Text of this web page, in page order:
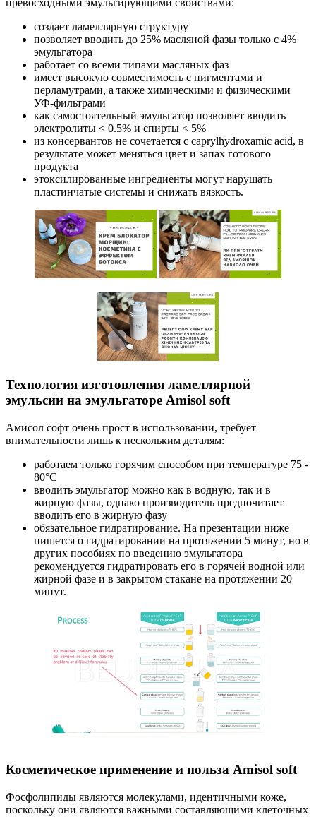
создает ламеллярную структуру
позволяет вводить до 25% масляной фазы только с 4%
эмульгатора
работает со всеми типами масляных фаз
имеет высокую совместимость с пигментами и
перламутрами, а также химическими и физическими
УФ-фильтрами
как самостоятельный эмульгатор позволяет вводить
электролиты < 0.5% и спирты < 5%
из консервантов не сочетается с caprylhydroxamic acid, в
результате может меняться цвет и запах готового
продукта
этоксилированные ингредиенты могут нарушать
пластинчатые системы и снижать вязкость.
Технология изготовления ламеллярной
эмульсии на эмульгаторе Amisol soft
Амисол софт очень прост в использовании, требует
внимательности лишь к нескольким деталям:
работаем только горячим способом при температуре 75 -
80°C
вводить эмульгатор можно как в водную, так и в
жирную фазы, однако производитель предпочитает
вводить его в жирную фазу
обязательное гидратирование. На презентации ниже
пишется о гидратировании на протяжении 5 минут, но в
других пособиях по введению эмульгатора
рекомендуется гидратировать его в горячей водной или
жирной фазе и в закрытом стакане на протяжении 20
минут.
Косметическое применение и польза Amisol soft
Фосфолипиды являются молекулами, идентичными коже,
поскольку они являются важными составляющими клеточных